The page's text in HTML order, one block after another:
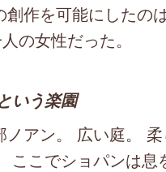
創作を可能にしたの
の女性だった。
いう楽園
アン。 広い庭。 柔
ここでショパンは息